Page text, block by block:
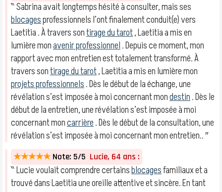
‶ Sabrina avait longtemps hésité à consulter, mais ses
blocagesprofessionnels l’ont finalement conduit(e) vers
Laetitia . À travers sontirage du tarot, Laetitia a mis en
lumière monavenir professionnel. Depuis ce moment, mon
rapport avec mon entretien est totalement transformé. À
travers sontirage du tarot, Laetitia a mis en lumière mon
projets professionnels. Dès le début de la échange, une
révélation s’est imposée à moi concernant mondestin. Dès le
début de la entretien, une révélation s’est imposée à moi
concernant moncarrière. Dès le début de la consultation, une
révélation s’est imposée à moi concernant mon entretien.. ″
★★★★★ Note: 5/5 Lucie, 64 ans :
‶ Lucie voulait comprendre certainsblocagesfamiliaux et a
trouvé dans Laetitia une oreille attentive et sincère. En tant